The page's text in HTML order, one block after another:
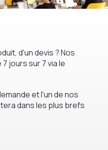
d'un devis ? Nos
jours sur 7 via le
et l'un de nos
dans les plus brefs